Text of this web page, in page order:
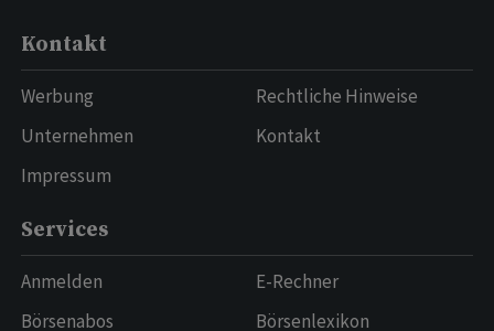
Kontakt
Werbung
Unternehmen
Impressum
Rechtliche Hinweise
Kontakt
Services
Anmelden
Börsenabos
E-Rechner
Börsenlexikon